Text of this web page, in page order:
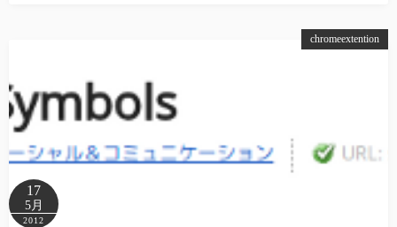
chromeextention
17
5月
2012